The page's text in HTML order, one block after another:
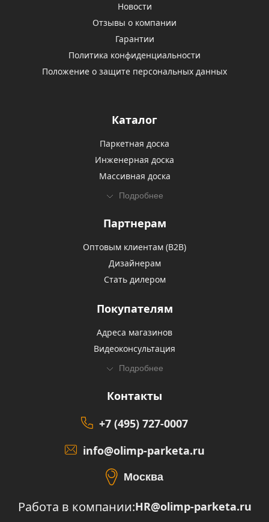
Новости
Отзывы о компании
Гарантии
Политика конфиденциальности
Положение о защите персональных данных
Каталог
Паркетная доска
Инженерная доска
Массивная доска
Подробнее
Партнерам
Оптовым клиентам (В2В)
Дизайнерам
Стать дилером
Покупателям
Адреса магазинов
Видеоконсультация
Подробнее
Контакты
+7 (495) 727-0007
info@olimp-parketa.ru
Москва
Работа в компании:HR@olimp-parketa.ru